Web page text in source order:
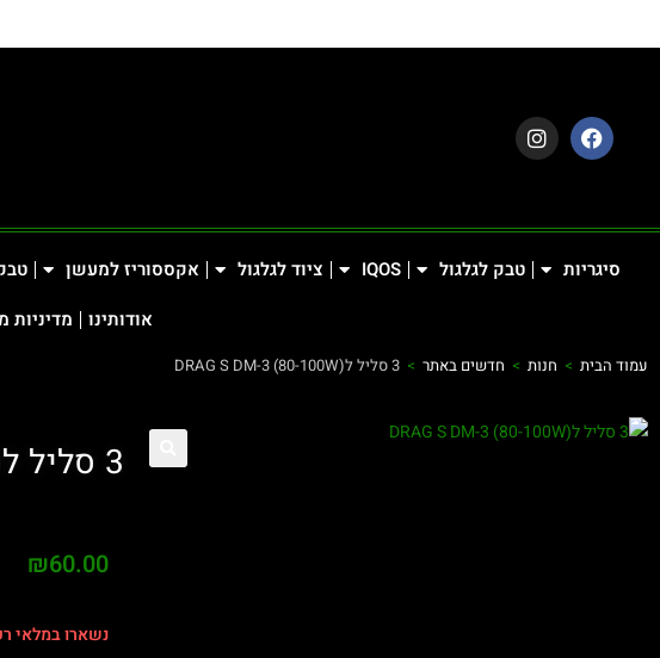
סיגריות טבק לגלגול IQOS ציוד לגלגול אקססוריז למעשן
אודותינו
מדיניות
עמוד הבית > חנות > חדשים באתר > 3 סליל לDRAG S DM-3 (80-100W)
3 סליל לDRAG S DM-3 (80-100W)
₪60.00
נשארו במלאי רק